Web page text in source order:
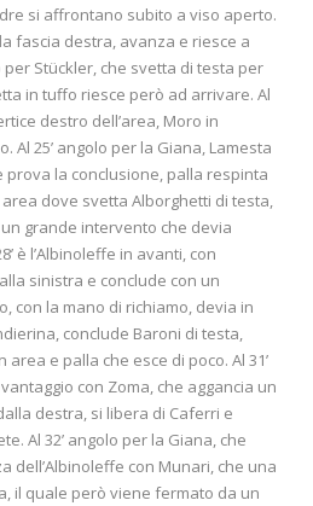
si affrontano subito a viso aperto.
fascia destra, avanza e riesce a
Stückler, che svetta di testa per
in tuffo riesce però ad arrivare. Al
destro dell’area, Moro in
Al 25’ angolo per la Giana, Lamesta
prova la conclusione, palla respinta
dove svetta Alborghetti di testa,
grande intervento che devia
è l’Albinoleffe in avanti, con
sinistra e conclude con un
con la mano di richiamo, devia in
conclude Baroni di testa,
e palla che esce di poco. Al 31’
con Zoma, che aggancia un
destra, si libera di Caferri e
Al 32’ angolo per la Giana, che
dell’Albinoleffe con Munari, che una
il quale però viene fermato da un